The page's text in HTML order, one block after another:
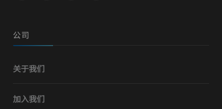
公司
关于我们
加入我们